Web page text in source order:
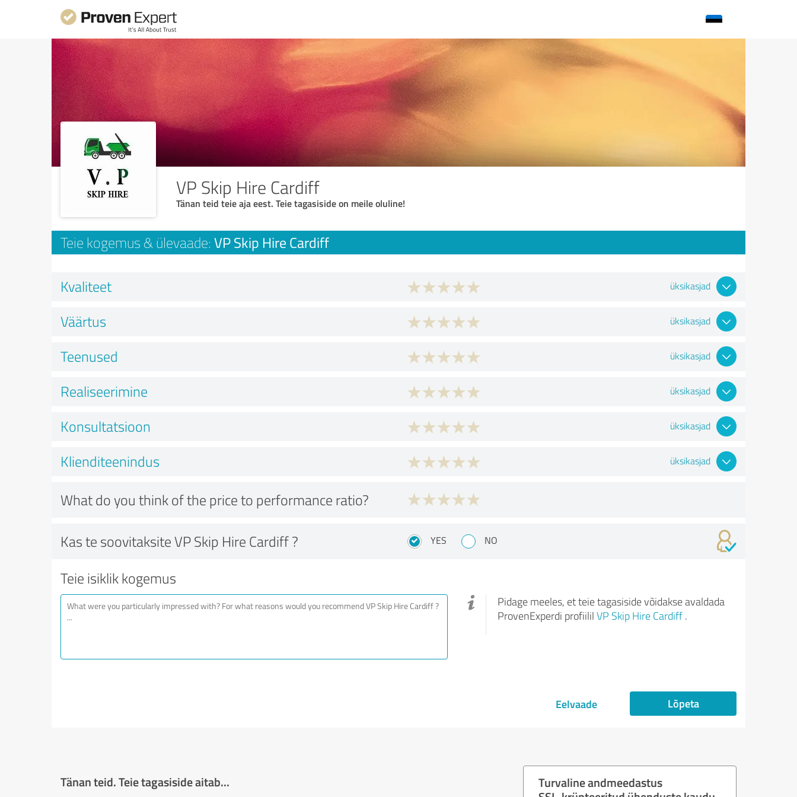
VP Skip Hire Cardiff
Tänan teid teie aja eest. Teie tagasiside on meile oluline!
Teie kogemus & ülevaade: VP Skip Hire Cardiff
Kvaliteet üksikasjad
Väärtus üksikasjad
Teenused üksikasjad
Realiseerimine üksikasjad
Konsultatsioon üksikasjad
Klienditeenindus üksikasjad
What do you think of the price to performance ratio?
Kas te soovitaksite VP Skip Hire Cardiff ? YES NO
Teie isiklik kogemus
Pidage meeles, et teie tagasiside võidakse avaldada
ProvenExperdi profiilil VP Skip Hire Cardiff.
Eelvaade Lõpeta
Tänan teid. Teie tagasiside aitab...
Turvaline andmeedastus